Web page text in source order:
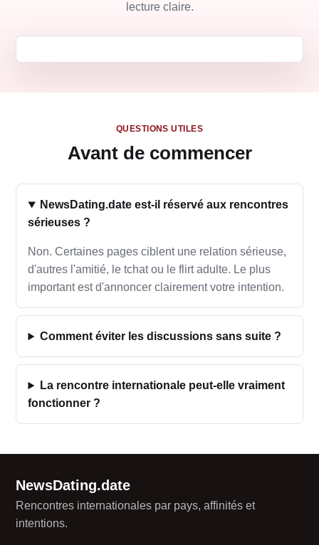
lecture claire.
QUESTIONS UTILES
Avant de commencer
NewsDating.date est-il réservé aux rencontres
sérieuses ?
Non. Certaines pages ciblent une relation sérieuse,
d'autres l'amitié, le tchat ou le flirt adulte. Le plus
important est d'annoncer clairement votre intention.
Comment éviter les discussions sans suite ?
La rencontre internationale peut-elle vraiment
fonctionner ?
NewsDating.date
Rencontres internationales par pays, affinités et
intentions.